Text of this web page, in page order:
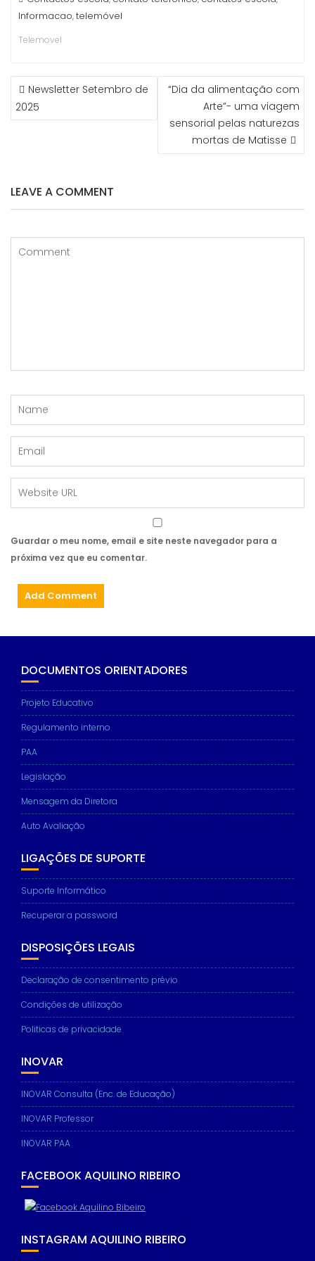
Informacao,telemóvel
Telemovel
NAVEGAÇÃO
DE
ARTIGOS
Newsletter Setembro de
2025
“Dia da alimentação com
Arte”- uma viagem
sensorial pelas naturezas
mortas de Matisse
LEAVE A COMMENT
Guardar o meu nome, email e site neste navegador para a
próxima vez que eu comentar.
DOCUMENTOS ORIENTADORES
Projeto Educativo
Regulamento interno
PAA
Legislação
Mensagem da Diretora
Auto Avaliação
LIGAÇÕES DE SUPORTE
Suporte Informático
Recuperar a password
DISPOSIÇÕES LEGAIS
Declaração de consentimento prévio
Condições de utilização
Politicas de privacidade
INOVAR
INOVAR Consulta (Enc. de Educação)
INOVAR Professor
INOVAR PAA
FACEBOOK AQUILINO RIBEIRO
INSTAGRAM AQUILINO RIBEIRO
Necessary
These
optional.
needed for
the website
to function.
In order for
us to
improve the
website's
and
structure,